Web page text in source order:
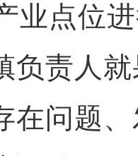
业点位
负责人
在问题